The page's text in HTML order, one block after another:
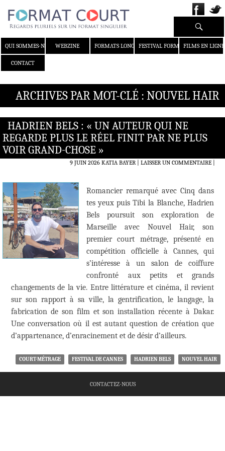
QUI SOMMES-NOUS ?WEBZINE FORMATS LONGS FESTIVAL FORMAT COURT
FILMS EN LIGNE
CONTACT
Recherche
ARCHIVES PAR MOT-CLÉ : NOUVEL HAIR
HADRIEN BELS : « UN AUTEUR QUI NE
REGARDE PLUS LE RÉEL FINIT PAR NE PLUS
VOIR GRAND-CHOSE »
9 JUIN 2026 KATIA BAYER LAISSER UN COMMENTAIRE|
Romancier remarqué avec Cinq dans
tes yeux puis Tibi la Blanche, Hadrien
Bels poursuit son exploration de
Marseille avec Nouvel Hair, son
premier court métrage, présenté en
compétition officielle à Cannes, qui
s’intéresse à un salon de coiffure
confronté aux petits et grands
changements de la vie. Entre littérature et cinéma, il revient
sur son rapport à sa ville, la gentrification, le langage, la
fabrication de son film et son installation récente à Dakar.
Une conversation où il est autant question de création que
d’appartenance, d’enracinement et de désir d’ailleurs.
COURT-MÉTRAGE FESTIVAL DE CANNES HADRIEN BELS NOUVEL HAIR
CONTACTEZ-NOUS